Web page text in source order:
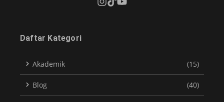
Daftar Kategori
Akademik (15)
Blog (40)